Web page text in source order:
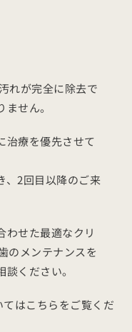
れが完全に除去で
せん。
治療を優先させて
、2回目以降のご来
わせた最適なクリ
のメンテナンスを
ください。
てはこちらをご覧くだ